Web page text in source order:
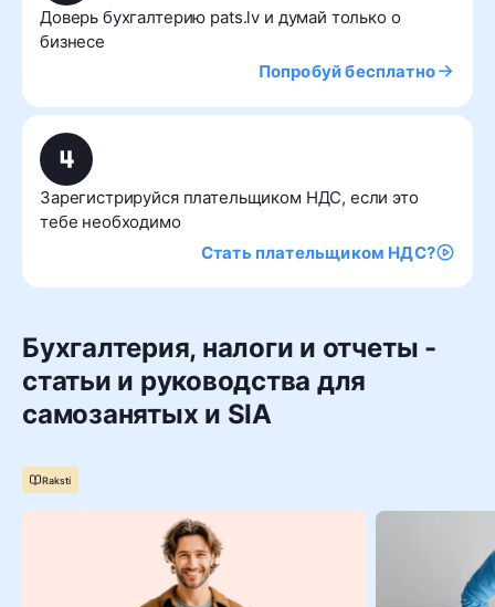
Доверь бухгалтерию pats.lv и думай только о
бизнесе
Попробуй бесплатно
Зарегистрируйся плательщиком НДС, если это
тебе необходимо
Стать плательщиком НДС?
Бухгалтерия, налоги и отчеты -
статьи и руководства для
самозанятых и SIA
Raksti